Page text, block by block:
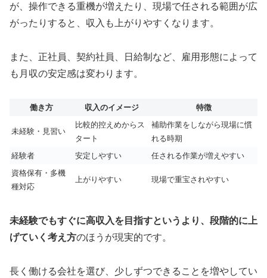
が、操作できる重機が増えたり、現場で任される範囲が広
がったりすると、収入も上がりやすくなります。
また、正社員、契約社員、日給制など、雇用形態によって
も月収の安定感は変わります。
働き方 収入のイメージ 特徴
未経験・見習い
比較的控えめからス
タート
補助作業をしながら現場に慣
れる時期
経験者
安定しやすい
任される作業が増えやすい
資格保有・多機
種対応
上がりやすい 現場で重宝されやすい
未経験でもすぐに高収入を目指すというより、段階的に上
げていく考え方のほうが現実的です。
長く働ける会社を選び、少しずつできることを増やしてい